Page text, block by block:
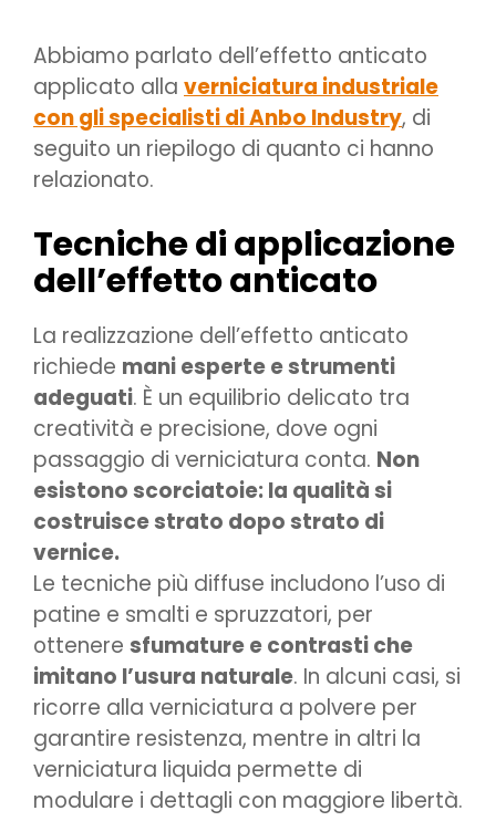
Abbiamo parlato dell’effetto anticato
applicato alla verniciatura industriale
con gli specialisti di Anbo Industry, di
seguito un riepilogo di quanto ci hanno
relazionato.
Tecniche di applicazione
dell’effetto anticato
La realizzazione dell’effetto anticato
richiede mani esperte e strumenti
adeguati. È un equilibrio delicato tra
creatività e precisione, dove ogni
passaggio di verniciatura conta. Non
esistono scorciatoie: la qualità si
costruisce strato dopo strato di
vernice.
Le tecniche più diffuse includono l’uso di
patine e smalti e spruzzatori, per
ottenere sfumature e contrasti che
imitano l’usura naturale. In alcuni casi, si
ricorre alla verniciatura a polvere per
garantire resistenza, mentre in altri la
verniciatura liquida permette di
modulare i dettagli con maggiore libertà.